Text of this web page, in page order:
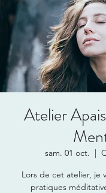
Atelier
sam. 01 oct.
  |
Lors de cet atelier, je
pratiques